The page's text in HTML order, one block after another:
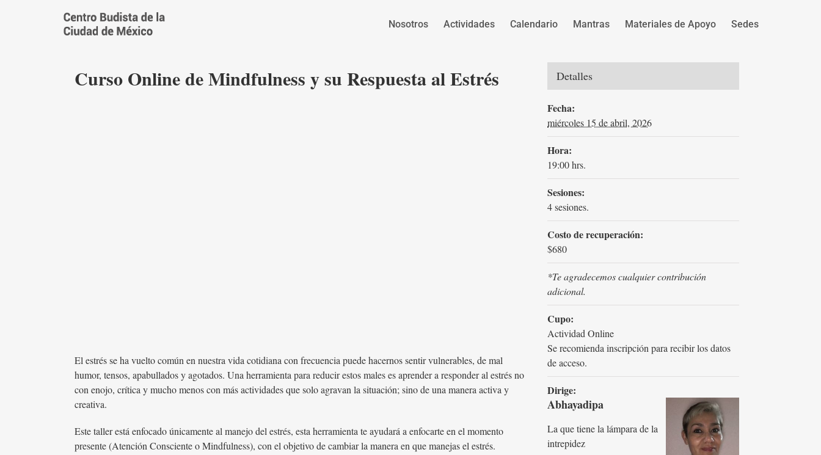
Nosotros Actividades Calendario Mantras Materiales de Apoyo Sedes
Curso Online de Mindfulness y su Respuesta al Estrés
El estrés se ha vuelto común en nuestra vida cotidiana con frecuencia puede hacernos sentir vulnerables, de mal
humor, tensos, apabullados y agotados. Una herramienta para reducir estos males es aprender a responder al estrés no
con enojo, crítica y mucho menos con más actividades que solo agravan la situación; sino de una manera activa y
creativa.
Este taller está enfocado únicamente al manejo del estrés, esta herramienta te ayudará a enfocarte en el momento
presente (Atención Consciente o Mindfulness), con el objetivo de cambiar la manera en que manejas el estrés.
Detalles
Fecha:
miércoles 15 de abril, 2026
Hora:
19:00 hrs.
Sesiones:
4 sesiones.
Costo de recuperación:
$680
*Te agradecemos cualquier contribución
adicional.
Cupo:
Actividad Online
Se recomienda inscripción para recibir los datos
de acceso.
Dirige:
Abhayadipa
La que tiene la lámpara de la
intrepidez